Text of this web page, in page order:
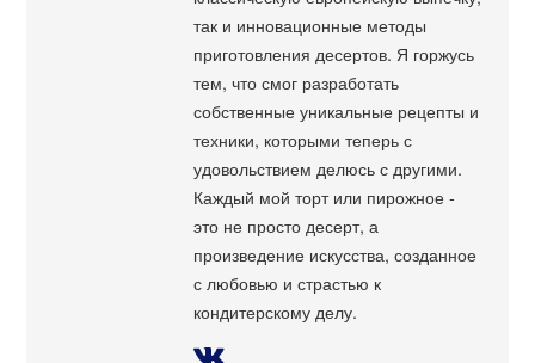
так и инновационные методы
приготовления десертов. Я горжусь
тем, что смог разработать
собственные уникальные рецепты и
техники, которыми теперь с
удовольствием делюсь с другими.
Каждый мой торт или пирожное -
это не просто десерт, а
произведение искусства, созданное
с любовью и страстью к
кондитерскому делу.